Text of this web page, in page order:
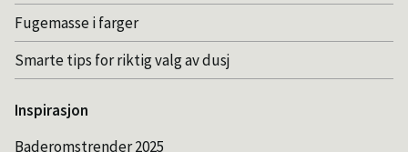
Fugemasse i farger
Smarte tips for riktig valg av dusj
Inspirasjon
Baderomstrender 2025